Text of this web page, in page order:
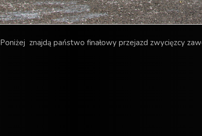
Poniżej znajdą państwo finałowy przejazd zwycięzcy